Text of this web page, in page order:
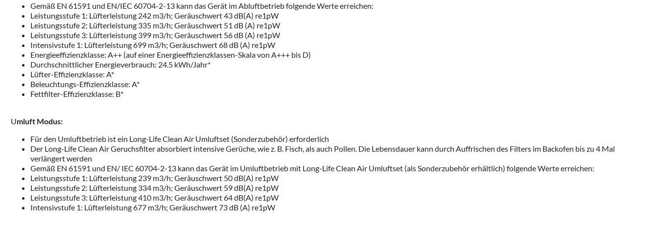
Gemäß EN 61591 und EN/IEC 60704-2-13 kann das Gerät im Abluftbetrieb folgende Werte erreichen:
Leistungsstufe 1: Lüfterleistung 242 m3/h; Geräuschwert 43 dB(A) re1pW
Leistungsstufe 2: Lüfterleistung 335 m3/h; Geräuschwert 51 dB (A) re1pW
Leistungsstufe 3: Lüfterleistung 399 m3/h; Geräuschwert 56 dB (A) re1pW
Intensivstufe 1: Lüfterleistung 699 m3/h; Geräuschwert 68 dB (A) re1pW
Energieeffizienzklasse: A++ (auf einer Energieeffizienzklassen-Skala von A+++ bis D)
Durchschnittlicher Energieverbrauch: 24.5 kWh/Jahr*
Lüfter-Effizienzklasse: A*
Beleuchtungs-Effizienzklasse: A*
Fettfilter-Effizienzklasse: B*
Umluft Modus:
Für den Umluftbetrieb ist ein Long-Life Clean Air Umluftset (Sonderzubehör) erforderlich
Der Long-Life Clean Air Geruchsfilter absorbiert intensive Gerüche, wie z. B. Fisch, als auch Pollen. Die Lebensdauer kann durch Auffrischen des Filters im Backofen bis zu 4 Mal
verlängert werden
Gemäß EN 61591 und EN/ IEC 60704-2-13 kann das Gerät im Umluftbetrieb mit Long-Life Clean Air Umluftset (als Sonderzubehör erhältlich) folgende Werte erreichen:
Leistungsstufe 1: Lüfterleistung 239 m3/h; Geräuschwert 50 dB(A) re1pW
Leistungsstufe 2: Lüfterleistung 334 m3/h; Geräuschwert 59 dB(A) re1pW
Leistungsstufe 3: Lüfterleistung 410 m3/h; Geräuschwert 64 dB(A) re1pW
Intensivstufe 1: Lüfterleistung 677 m3/h; Geräuschwert 73 dB (A) re1pW